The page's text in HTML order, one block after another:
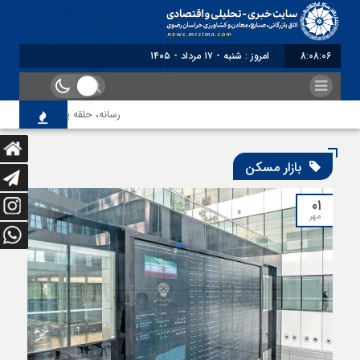
8:08:06 امروز : شنبه - ۱۷ مرداد - ۱۴۰۵
رسانه، حلقه پیوند میدان
بازار مسکن
۰۱
مهر